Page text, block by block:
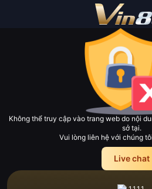
Không thể truy cập vào trang web do nội
sở tại.
Vui lòng liên hệ với chúng
Live chat